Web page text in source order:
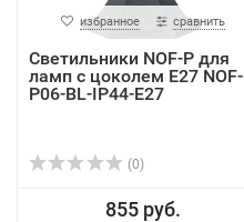
избранное сравнить
Светильники NOF-P для
ламп с цоколем Е27 NOF-
P06-BL-IP44-E27
(0)
855 руб.